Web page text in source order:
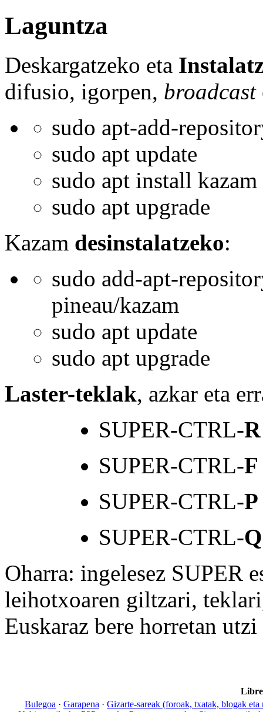
Laguntza
Deskargatzeko eta
difusio, igorpen, broadcast
sudo apt-add-
sudo apt update
sudo apt install kazam
sudo apt upgrade
Kazam desinstalatzeko:
sudo add-apt-
pineau/kazam
sudo apt update
sudo apt upgrade
Laster-teklak, azkar eta
SUPER-CTRL-R
SUPER-CTRL-F
SUPER-CTRL-P
SUPER-CTRL-Q
Oharra: ingelesez SUPER
leihotxoaren giltzari,
Euskaraz bere horretan
Bulegoa · Garapena · Gizarte-sareak (foroak, txatak, blogak